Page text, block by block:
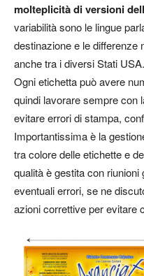
molteplicità di versioni
variabilità sono le lingue
destinazione e le differenze
anche tra i diversi Stati USA.
Ogni etichetta può avere
quindi lavorare sempre con
evitare errori di stampa,
Importantissima è la
tra colore delle etichette e
qualità è gestita con
eventuali errori, se ne
azioni correttive per evitare